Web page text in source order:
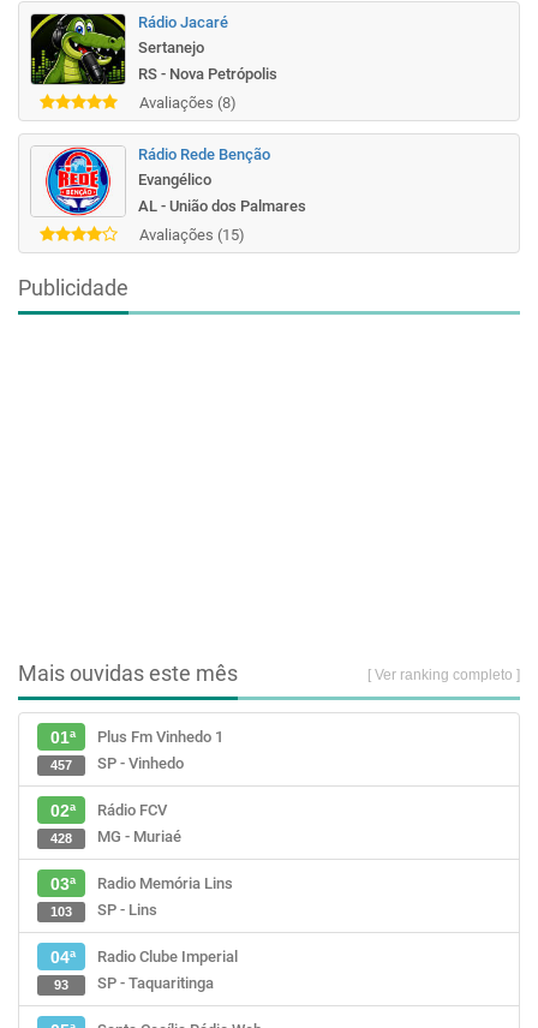
Rádio Jacaré
Sertanejo
RS - Nova Petrópolis
Avaliações (8)
Rádio Rede Benção
Evangélico
AL - União dos Palmares
Avaliações (15)
Publicidade
Mais ouvidas este mês [ Ver ranking completo ]
01ª
Plus Fm Vinhedo 1
SP - Vinhedo
457
02ª
Rádio FCV
MG - Muriaé
428
03ª
Radio Memória Lins
SP - Lins
103
04ª
Radio Clube Imperial
SP - Taquaritinga
93